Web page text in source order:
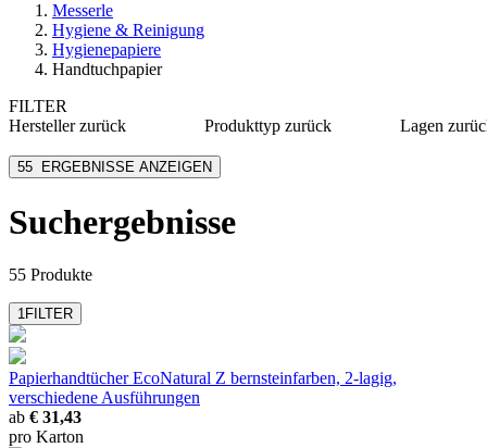
Messerle
Hygiene & Reinigung
Hygienepapiere
Handtuchpapier
FILTER
Herstellerzurück
Katrin
M Line
M Paper
Produkttyp zurück
Servietten
Lagen
55 ERGEBNISSE ANZEIGEN
Suchergebnisse
55 Produkte
1FILTER
Papierhandtücher EcoNatural Z bernsteinfarben, 2-lagig,
verschiedene Ausführungen
ab € 31,43
pro Karton